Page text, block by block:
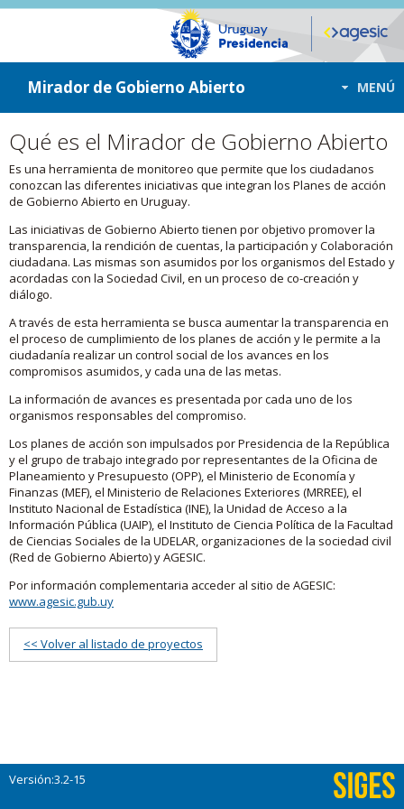
ir a contenido
ir al menú
Mirador de Gobierno Abierto MENÚ
Qué es el Mirador de Gobierno Abierto
Es una herramienta de monitoreo que permite que los ciudadanos
conozcan las diferentes iniciativas que integran los Planes de acción
de Gobierno Abierto en Uruguay.
Las iniciativas de Gobierno Abierto tienen por objetivo promover la
transparencia, la rendición de cuentas, la participación y Colaboración
ciudadana. Las mismas son asumidos por los organismos del Estado y
acordadas con la Sociedad Civil, en un proceso de co-creación y
diálogo.
A través de esta herramienta se busca aumentar la transparencia en
el proceso de cumplimiento de los planes de acción y le permite a la
ciudadanía realizar un control social de los avances en los
compromisos asumidos, y cada una de las metas.
La información de avances es presentada por cada uno de los
organismos responsables del compromiso.
Los planes de acción son impulsados por Presidencia de la República
y el grupo de trabajo integrado por representantes de la Oficina de
Planeamiento y Presupuesto (OPP), el Ministerio de Economía y
Finanzas (MEF), el Ministerio de Relaciones Exteriores (MRREE), el
Instituto Nacional de Estadística (INE), la Unidad de Acceso a la
Información Pública (UAIP), el Instituto de Ciencia Política de la Facultad
de Ciencias Sociales de la UDELAR, organizaciones de la sociedad civil
(Red de Gobierno Abierto) y AGESIC.
Por información complementaria acceder al sitio de AGESIC:
www.agesic.gub.uy
<< Volver al listado de proyectos
Versión:3.2-15